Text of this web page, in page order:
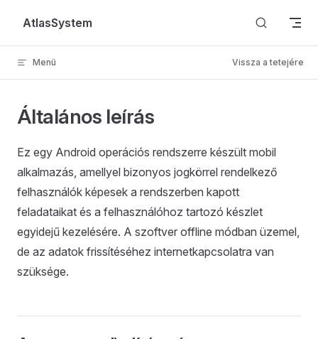
Skip to content
AtlasSystem
Menü Vissza a tetejére
Általános leírás
Ez egy Android operációs rendszerre készült mobil
alkalmazás, amellyel bizonyos jogkörrel rendelkező
felhasználók képesek a rendszerben kapott
feladataikat és a felhasználóhoz tartozó készlet
egyidejű kezelésére. A szoftver offline módban üzemel,
de az adatok frissítéséhez internetkapcsolatra van
szüksége.